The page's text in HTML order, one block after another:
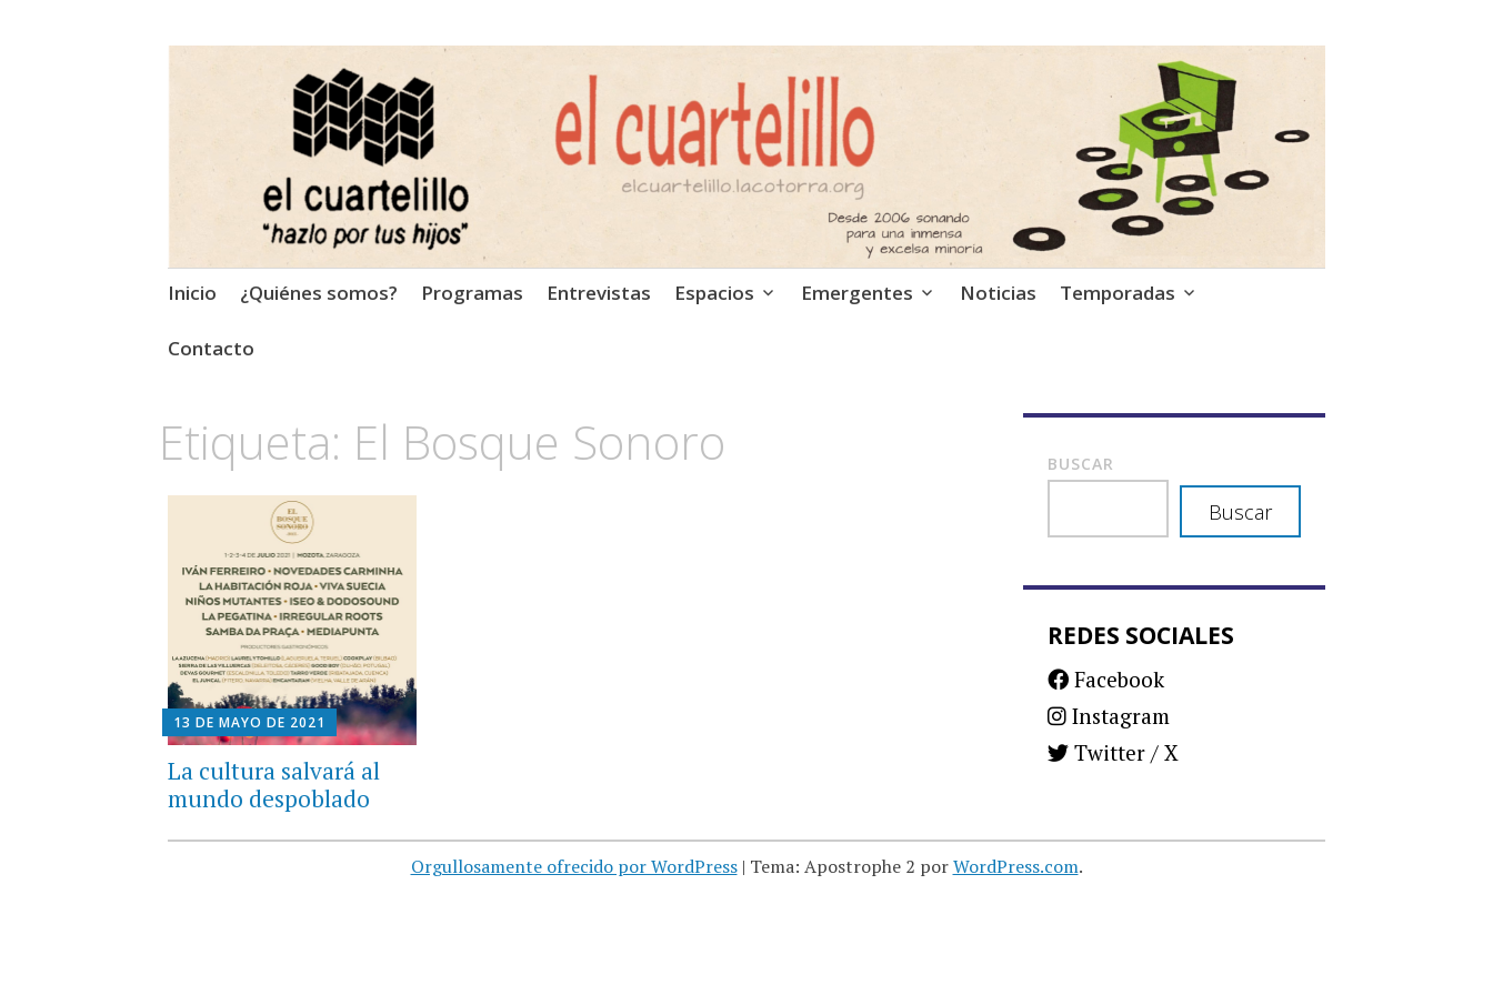
El Cuartelillo
Programa de radio de música independiente. Podcast
Saltar
contenido
Inicio ¿Quiénes somos? Programas Entrevistas Espacios Emergentes Noticias Temporadas
Contacto
Etiqueta: El Bosque Sonoro
13 DE MAYO DE 2021
La cultura salvará al
mundo despoblado
BUSCAR
Buscar
REDES SOCIALES
Facebook
Instagram
Twitter / X
Orgullosamente ofrecido por WordPress | Tema: Apostrophe 2 porWordPress.com.